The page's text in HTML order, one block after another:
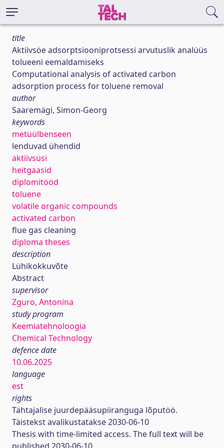
title
Aktiivsöe adsorptsiooniprotsessi arvutuslik analüüs
tolueeni eemaldamiseks
Computational analysis of activated carbon
adsorption process for toluene removal
author
Saaremägi, Simon-Georg
keywords
metüülbenseen
lenduvad ühendid
aktiivsüsi
heitgaasid
diplomitööd
toluene
volatile organic compounds
activated carbon
flue gas cleaning
diploma theses
description
Lühikokkuvõte
Abstract
supervisor
Zguro, Antonina
study program
Keemiatehnoloogia
Chemical Technology
defence date
10.06.2025
language
est
rights
Tähtajalise juurdepääsupiiranguga lõputöö.
Täistekst avalikustatakse 2030-06-10
Thesis with time-limited access. The full text will be